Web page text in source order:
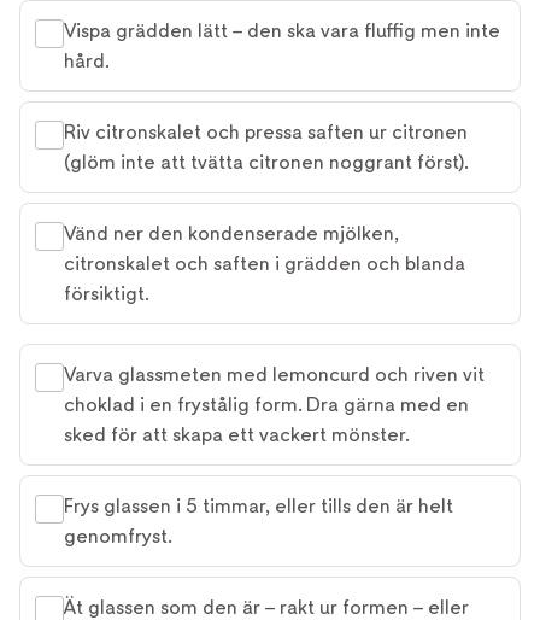
Vispa grädden lätt – den ska vara fluffig men inte
hård.
Riv citronskalet och pressa saften ur citronen
(glöm inte att tvätta citronen noggrant först).
Vänd ner den kondenserade mjölken,
citronskalet och saften i grädden och blanda
försiktigt.
Varva glassmeten med lemoncurd och riven vit
choklad i en frystålig form. Dra gärna med en
sked för att skapa ett vackert mönster.
Frys glassen i 5 timmar, eller tills den är helt
genomfryst.
Ät glassen som den är – rakt ur formen – eller